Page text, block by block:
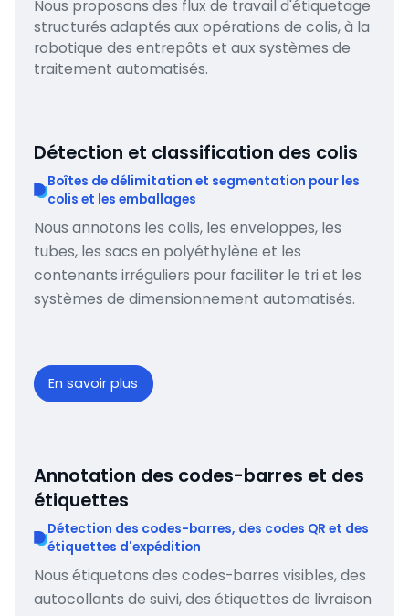
Nous proposons des flux de travail d'étiquetage
structurés adaptés aux opérations de colis, à la
robotique des entrepôts et aux systèmes de
traitement automatisés.
Détection et classification des colis
Boîtes de délimitation et segmentation pour les
colis et les emballages
Nous annotons les colis, les enveloppes, les
tubes, les sacs en polyéthylène et les
contenants irréguliers pour faciliter le tri et les
systèmes de dimensionnement automatisés.
En savoir plus
Annotation des codes-barres et des
étiquettes
Détection des codes-barres, des codes QR et des
étiquettes d'expédition
Nous étiquetons des codes-barres visibles, des
autocollants de suivi, des étiquettes de livraison